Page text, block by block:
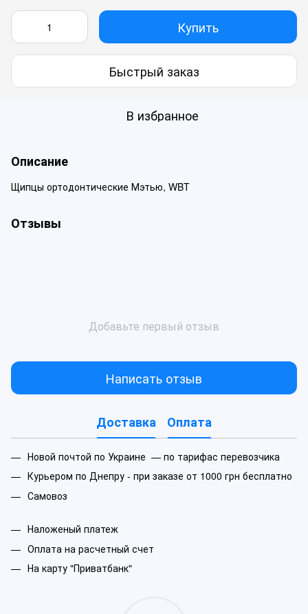
Купить
Быстрый заказ
В избранное
Описание
Щипцы ортодонтические Мэтью, WBT
Отзывы
Добавьте первый отзыв
Написать отзыв
Доставка Оплата
Новой почтой по Украине — по тарифас перевозчика
Курьером по Днепру - при заказе от 1000 грн бесплатно
Самовоз
Наложеный платеж
Оплата на расчетный счет
На карту "Приватбанк"